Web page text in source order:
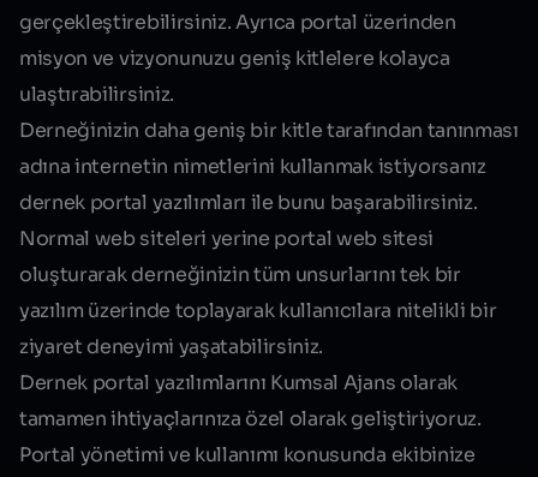
gerçekleştirebilirsiniz. Ayrıca portal üzerinden
misyon ve vizyonunuzu geniş kitlelere kolayca
ulaştırabilirsiniz.
Derneğinizin daha geniş bir kitle tarafından tanınması
adına internetin nimetlerini kullanmak istiyorsanız
dernek portal yazılımları ile bunu başarabilirsiniz.
Normal web siteleri yerine portal web sitesi
oluşturarak derneğinizin tüm unsurlarını tek bir
yazılım üzerinde toplayarak kullanıcılara nitelikli bir
ziyaret deneyimi yaşatabilirsiniz.
Dernek portal yazılımlarını Kumsal Ajans olarak
tamamen ihtiyaçlarınıza özel olarak geliştiriyoruz.
Portal yönetimi ve kullanımı konusunda ekibinize